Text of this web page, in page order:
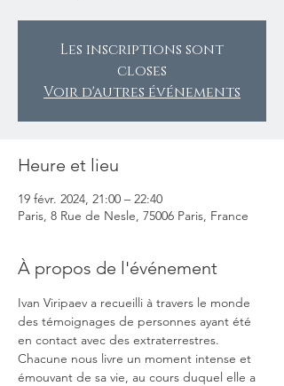
Les inscriptions sont
closes
Voir d'autres événements
Heure et lieu
19 févr. 2024, 21:00 – 22:40
Paris, 8 Rue de Nesle, 75006 Paris, France
À propos de l'événement
Ivan Viripaev a recueilli à travers le monde
des témoignages de personnes ayant été
en contact avec des extraterrestres.
Chacune nous livre un moment intense et
émouvant de sa vie, au cours duquel elle a